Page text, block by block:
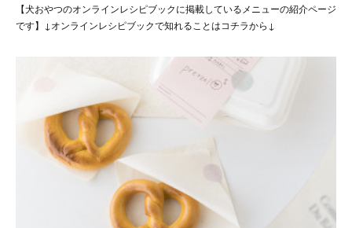
【犬おやつのオンラインレシピブックに掲載しているメニューの紹介ページ
です】↓オンラインレシピブックで知れることはコチラから↓